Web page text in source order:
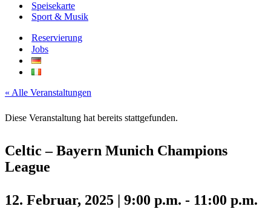
Speisekarte
Sport & Musik
Reservierung
Jobs
« Alle Veranstaltungen
Diese Veranstaltung hat bereits stattgefunden.
Celtic – Bayern Munich Champions
League
12. Februar, 2025 | 9:00 p.m. - 11:00 p.m.